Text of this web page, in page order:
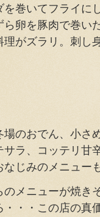
巻いてフライに
ら卵を豚肉で巻い
がズラリ。刺し
場のおでん、小さ
ラ、コッテリ甘
なじみのメニュー
メニューが焼き
・・この店の真